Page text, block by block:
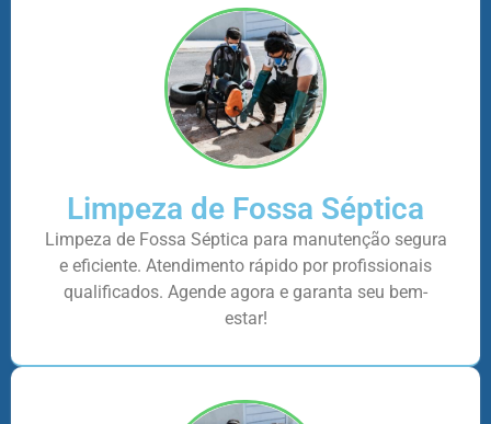
Limpeza de Fossa Séptica
Limpeza de Fossa Séptica para manutenção segura
e eficiente. Atendimento rápido por profissionais
qualificados. Agende agora e garanta seu bem-
estar!